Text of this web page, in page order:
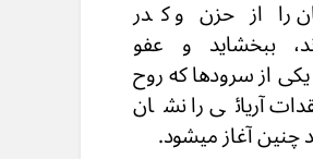
را از حزن و کدر
ببخشاید و عفو
از سرودها که روح
آریائی را نشان
چنین آغاز میشود.